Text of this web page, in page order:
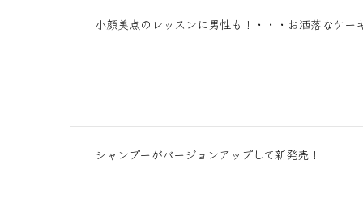
小顔美点のレッスンに男性も！・・・お洒落なケー
シャンプーがバージョンアップして新発売！